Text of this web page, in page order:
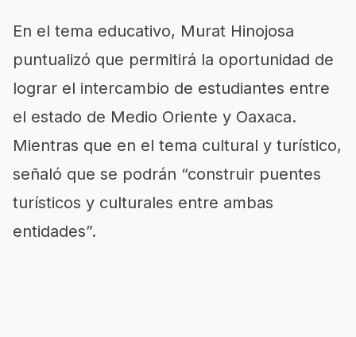
En el tema educativo, Murat Hinojosa
puntualizó que permitirá la oportunidad de
lograr el intercambio de estudiantes entre
el estado de Medio Oriente y Oaxaca.
Mientras que en el tema cultural y turístico,
señaló que se podrán “construir puentes
turísticos y culturales entre ambas
entidades”.